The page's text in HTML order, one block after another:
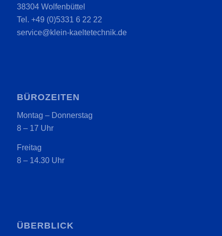
38304 Wolfenbüttel
Tel. +49 (0)5331 6 22 22
service@klein-kaeltetechnik.de
BÜROZEITEN
Montag – Donnerstag
8 – 17 Uhr
Freitag
8 – 14.30 Uhr
ÜBERBLICK